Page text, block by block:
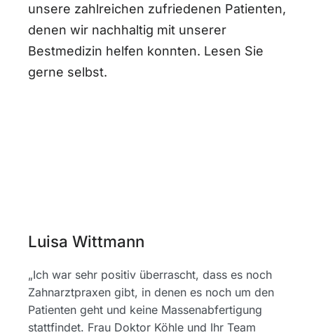
unsere zahlreichen zufriedenen Patienten,
denen wir nachhaltig mit unserer
Bestmedizin helfen konnten. Lesen Sie
gerne selbst.
Luisa Wittmann
„Ich war sehr positiv überrascht, dass es noch
Zahnarztpraxen gibt, in denen es noch um den
Patienten geht und keine Massenabfertigung
stattfindet. Frau Doktor Köhle und Ihr Team